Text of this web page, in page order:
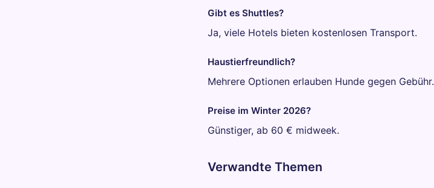
Gibt es Shuttles?
Ja, viele Hotels bieten kostenlosen Transport.
Haustierfreundlich?
Mehrere Optionen erlauben Hunde gegen Gebühr.
Preise im Winter 2026?
Günstiger, ab 60 € midweek.
Verwandte Themen